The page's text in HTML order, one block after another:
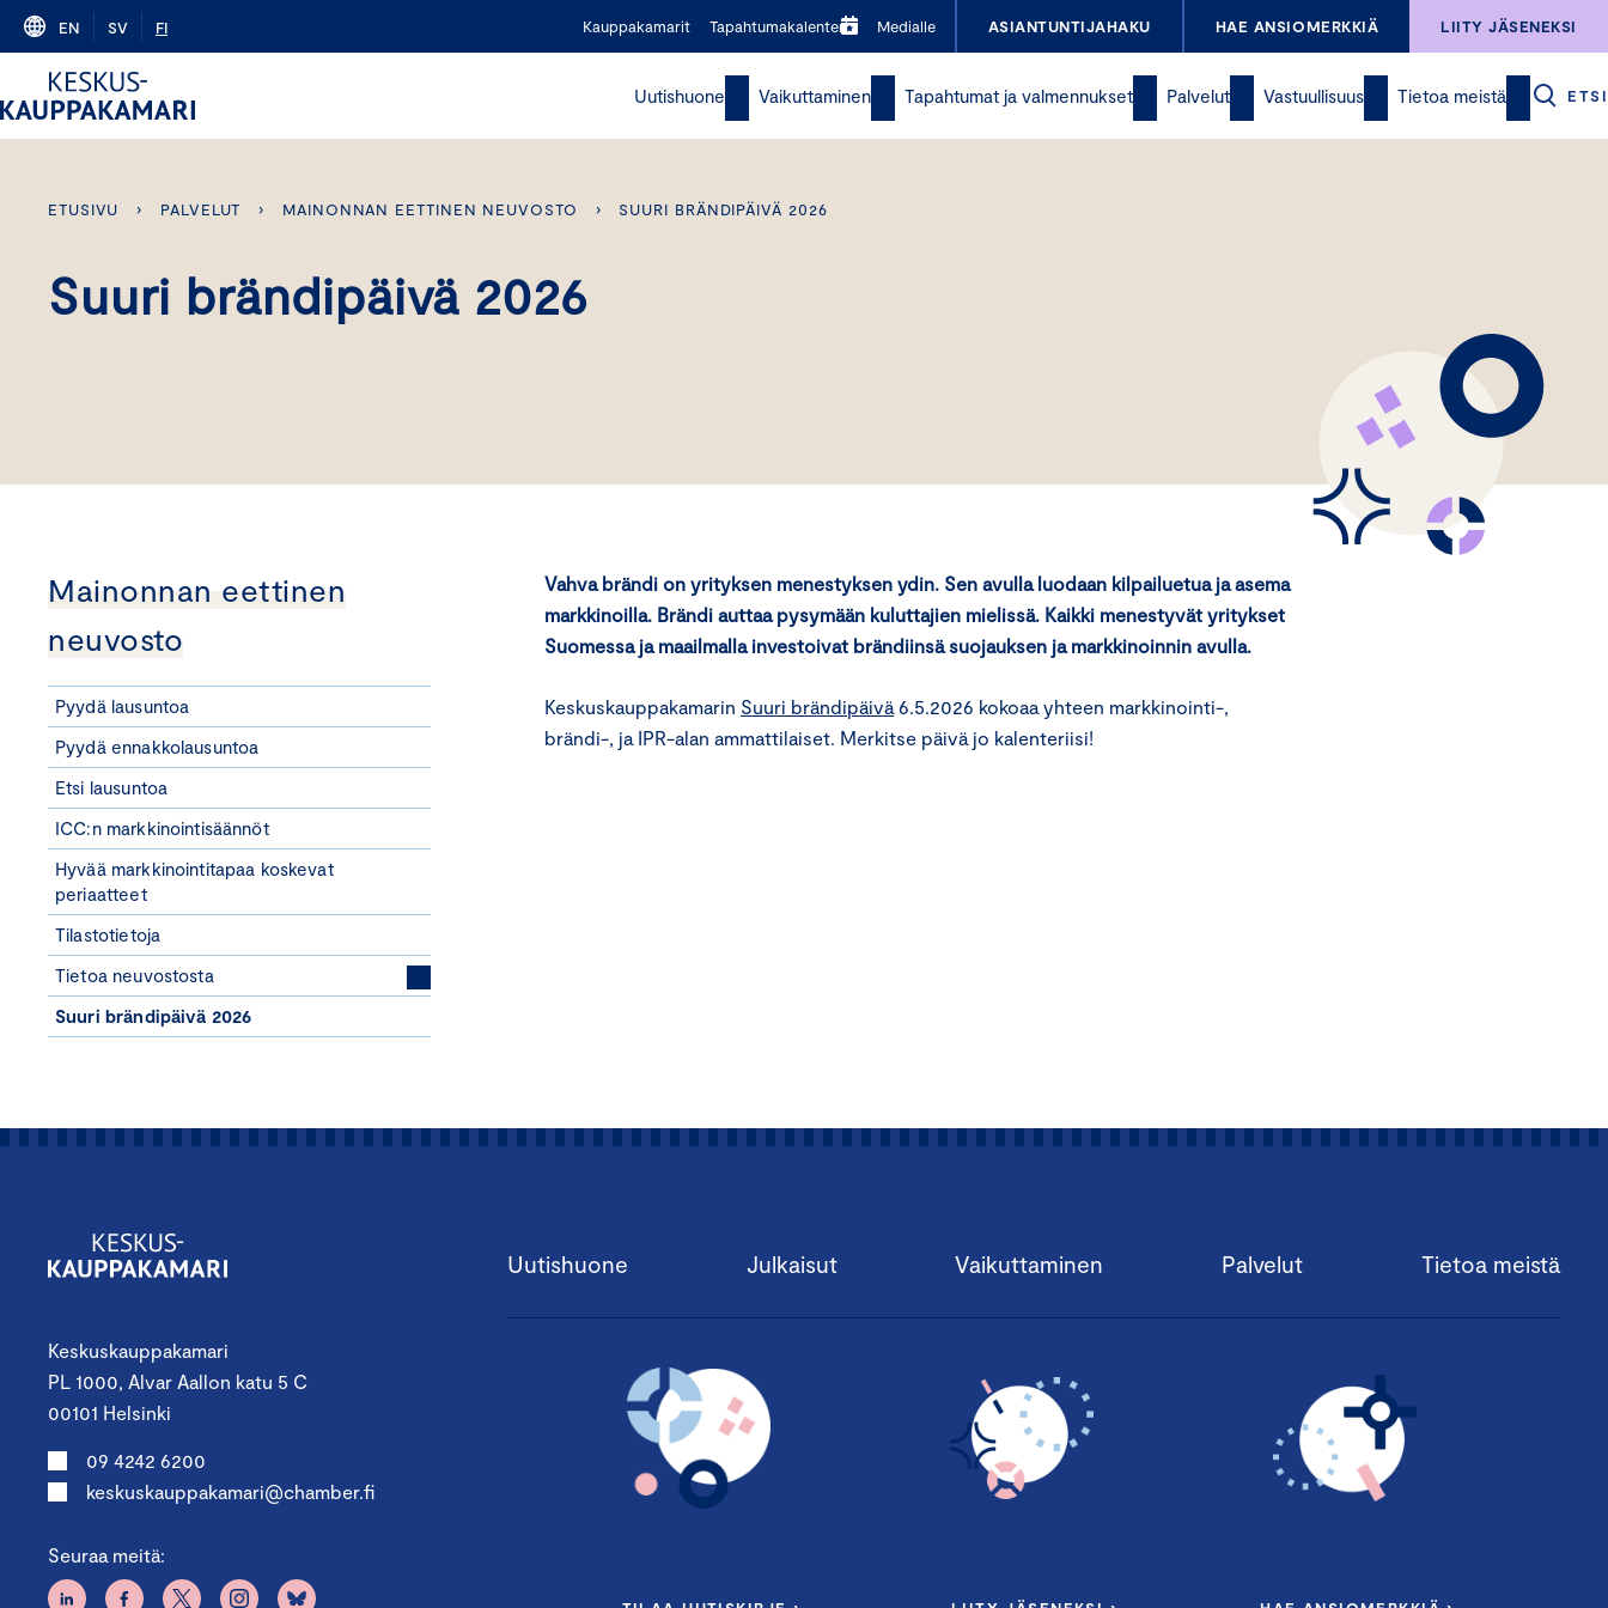
Skip
content
EN SV FI Kauppakamarit Tapahtumakalenteri Medialle ASIANTUNTIJAHAKU HAE ANSIOMERKKIÄ LIITY JÄSENEKSI
Uutishuone Vaikuttaminen Tapahtumat ja valmennukset Palvelut Vastuullisuus Tietoa meistä ETSI
ETUSIVU › PALVELUT › MAINONNAN EETTINEN NEUVOSTO › SUURI BRÄNDIPÄIVÄ 2026
Suuri brändipäivä 2026
Mainonnan eettinen
neuvosto
Pyydä lausuntoa
Pyydä ennakkolausuntoa
Etsi lausuntoa
ICC:n markkinointisäännöt
Hyvää markkinointitapaa koskevat
periaatteet
Tilastotietoja
Tietoa neuvostosta
Suuri brändipäivä 2026
Vahva brändi on yrityksen menestyksen ydin. Sen avulla luodaan kilpailuetua ja asema
markkinoilla. Brändi auttaa pysymään kuluttajien mielissä. Kaikki menestyvät yritykset
Suomessa ja maailmalla investoivat brändiinsä suojauksen ja markkinoinnin avulla.
Keskuskauppakamarin Suuri brändipäivä 6.5.2026 kokoaa yhteen markkinointi-,
brändi-, ja IPR-alan ammattilaiset. Merkitse päivä jo kalenteriisi!
Keskuskauppakamari
PL 1000, Alvar Aallon katu 5 C
00101 Helsinki
09 4242 6200
keskuskauppakamari@chamber.fi
Seuraa meitä:
Uutishuone Julkaisut Vaikuttaminen Palvelut Tietoa meistä